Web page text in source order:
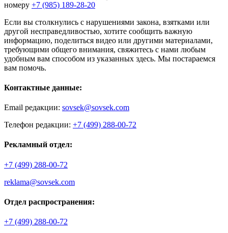
номеру +7 (985) 189-28-20
Если вы столкнулись с нарушениями закона, взятками или
другой несправедливостью, хотите сообщить важную
информацию, поделиться видео или другими материалами,
требующими общего внимания, свяжитесь с нами любым
удобным вам способом из указанных здесь. Мы постараемся
вам помочь.
Контактные данные:
Email редакции: sovsek@sovsek.com
Телефон редакции: +7 (499) 288-00-72
Рекламный отдел:
+7 (499) 288-00-72
reklama@sovsek.com
Отдел распространения:
+7 (499) 288-00-72